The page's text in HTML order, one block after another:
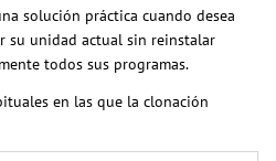
solución práctica cuando desea
su unidad actual sin reinstalar
todos sus programas.
en las que la clonación